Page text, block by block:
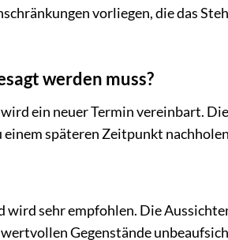
vorliegen, die das
werden muss?
ein neuer Termin vereinbart.
späteren Zeitpunkt
wird sehr empfohlen. Die
Gegenstände